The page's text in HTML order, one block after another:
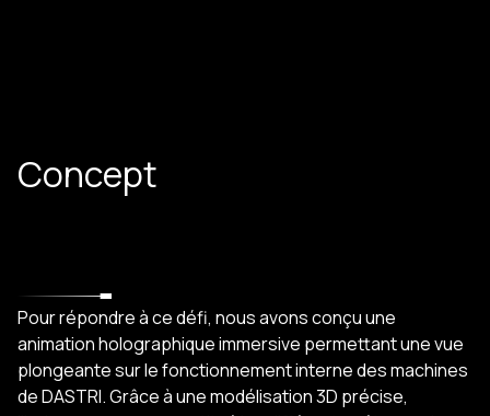
Concept
Pour répondre à ce défi, nous avons conçu une
animation holographique immersive permettant une vue
plongeante sur le fonctionnement interne des machines
de DASTRI. Grâce à une modélisation 3D précise,